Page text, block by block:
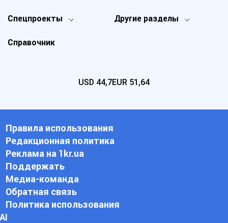
Спецпроекты Другие разделы
Справочник
USD 44,7EUR 51,64
Правила использования
Редакционная политика
Реклама на 1kr.ua
Поддержать
Медиа-команда
Обратная связь
Политика использования
АI